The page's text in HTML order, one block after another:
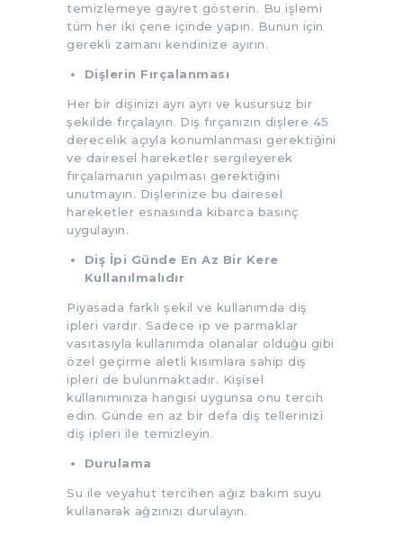
temizlemeye gayret gösterin. Bu işlemi
tüm her iki çene içinde yapın. Bunun için
gerekli zamanı kendinize ayırın.
Dişlerin Fırçalanması
Her bir dişinizi ayrı ayrı ve kusursuz bir
şekilde fırçalayın. Diş fırçanızın dişlere 45
derecelik açıyla konumlanması gerektiğini
ve dairesel hareketler sergileyerek
fırçalamanın yapılması gerektiğini
unutmayın. Dişlerinize bu dairesel
hareketler esnasında kibarca basınç
uygulayın.
Diş İpi Günde En Az Bir Kere
Kullanılmalıdır
Piyasada farklı şekil ve kullanımda diş
ipleri vardır. Sadece ip ve parmaklar
vasıtasıyla kullanımda olanalar olduğu gibi
özel geçirme aletli kısımlara sahip diş
ipleri de bulunmaktadır. Kişisel
kullanımınıza hangisi uygunsa onu tercih
edin. Günde en az bir defa diş tellerinizi
diş ipleri ile temizleyin.
Durulama
Su ile veyahut tercihen ağız bakım suyu
kullanarak ağzınızı durulayın.